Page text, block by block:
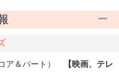
ア＆パート）
【映画、テレ